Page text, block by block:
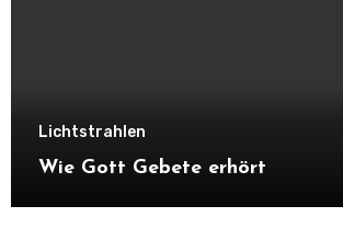
Lichtstrahlen
Wie Gott Gebete erhört